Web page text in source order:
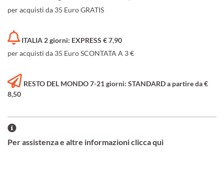
per acquisti da 35 Euro GRATIS
ITALIA 2 giorni: EXPRESS € 7,90
per acquisti da 35 Euro SCONTATA A 3 €
RESTO DEL MONDO 7-21 giorni: STANDARD a partire da €
8,50
Per assistenza e altre informazioni clicca qui